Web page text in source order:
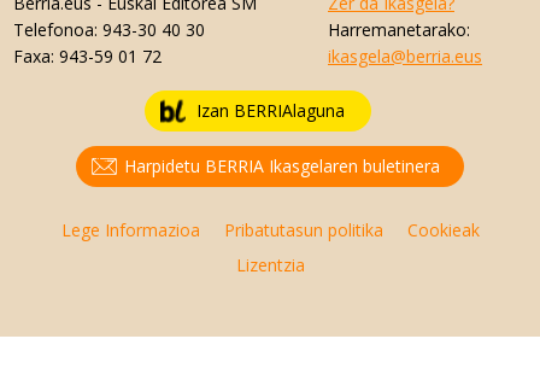
Telefonoa: 943-30 40 30
Faxa: 943-59 01 72
Harremanetarako:
ikasgela@berria.eus
Izan BERRIAlaguna
Harpidetu BERRIA Ikasgelaren buletinera
Lege Informazioa Pribatutasun politika
Cookieak
Lizentzia